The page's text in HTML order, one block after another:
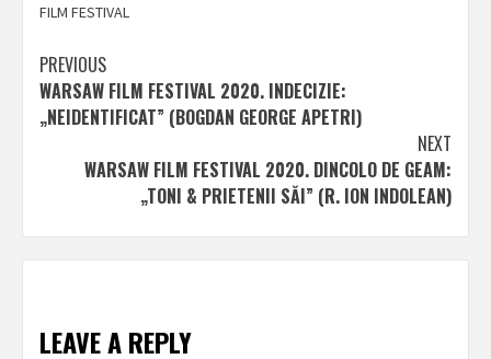
FILM FESTIVAL
Post
navigation
PREVIOUS
WARSAW FILM FESTIVAL 2020. INDECIZIE:
„NEIDENTIFICAT” (BOGDAN GEORGE APETRI)
NEXT
WARSAW FILM FESTIVAL 2020. DINCOLO DE GEAM:
„TONI & PRIETENII SĂI” (R. ION INDOLEAN)
LEAVE A REPLY